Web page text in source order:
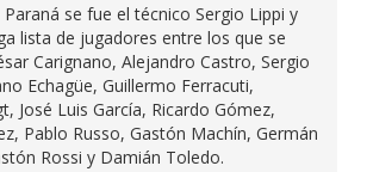
se fue el técnico Sergio Lippi y
lista de jugadores entre los que se
Carignano, Alejandro Castro, Sergio
Echagüe, Guillermo Ferracuti,
José Luis García, Ricardo Gómez,
Pablo Russo, Gastón Machín, Germán
Rossi y Damián Toledo.